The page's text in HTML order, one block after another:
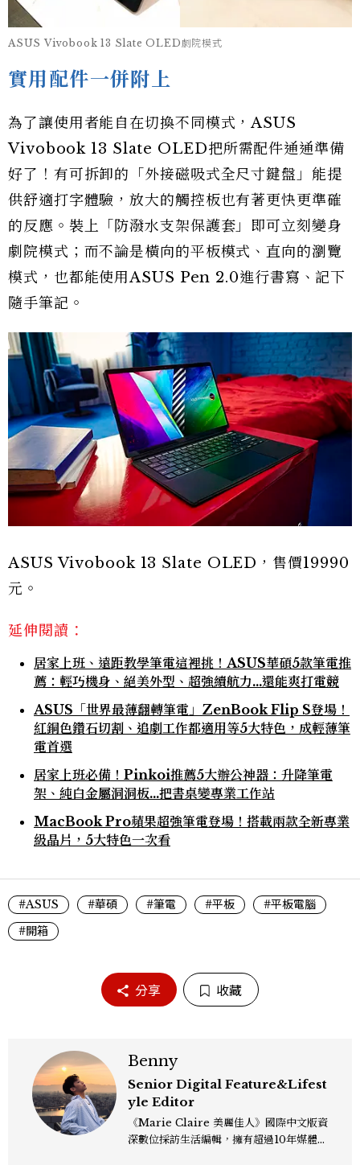
ASUS Vivobook 13 Slate OLED劇院模式
實用配件一併附上
為了讓使用者能自在切換不同模式，ASUS
Vivobook 13 Slate OLED把所需配件通通準備
好了！有可拆卸的「外接磁吸式全尺寸鍵盤」能提
供舒適打字體驗，放大的觸控板也有著更快更準確
的反應。裝上「防潑水支架保護套」即可立刻變身
劇院模式；而不論是橫向的平板模式、直向的瀏覽
模式，也都能使用ASUS Pen 2.0進行書寫、記下
隨手筆記。
ASUS Vivobook 13 Slate OLED，售價19990
元。
延伸閱讀：
居家上班、遠距教學筆電這裡挑！ASUS華碩5款筆電推
薦：輕巧機身、絕美外型、超強續航力…還能爽打電競
ASUS「世界最薄翻轉筆電」ZenBook Flip S登場！
紅銅色鑽石切割、追劇工作都適用等5大特色，成輕薄筆
電首選
居家上班必備！Pinkoi推薦5大辦公神器：升降筆電
架、純白金屬洞洞板…把書桌變專業工作站
MacBook Pro蘋果超強筆電登場！搭載兩款全新專業
級晶片，5大特色一次看
#ASUS #華碩 #筆電 #平板
#平板電腦
#開箱
分享 收藏
Benny
Senior Digital Feature&Lifest
yle Editor
《Marie Claire 美麗佳人》國際中文版資
深數位採訪生活編輯，擁有超過10年媒體與